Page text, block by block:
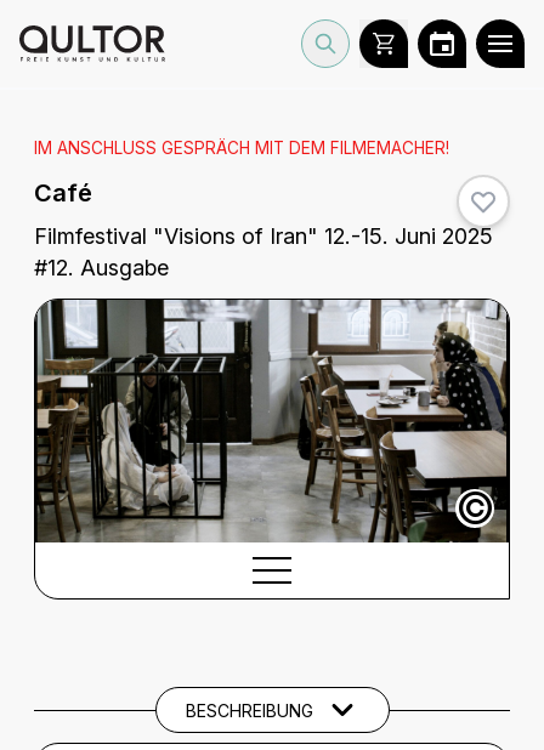
IM ANSCHLUSS GESPRÄCH MIT DEM FILMEMACHER!
Café
Filmfestival "Visions of Iran" 12.-15. Juni 2025
#12. Ausgabe
©
THEMEN UND SCHLAGWÖRTER
BESCHREIBUNG